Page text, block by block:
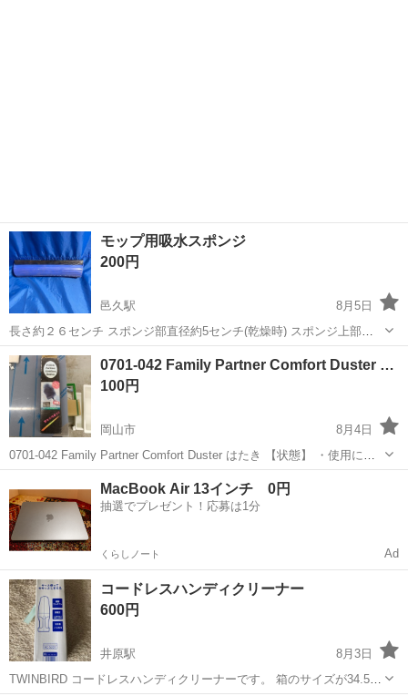
モップ用吸水スポンジ
200円
邑久駅
8月5日
長さ約２６センチ スポンジ部直径約5センチ(乾燥時) スポンジ上部に
幅約1.5センチの金具が付いています。 1本200円 今は手元に3本ありま
すので、3本まとめてなら500円にします。
岡山 瀬戸内市
0701-042 Family Partner Comfort Duster …
100円
岡山市
8月4日
0701-042 Family Partner Comfort Duster はたき 【状態】 ・使用に伴
う多少のスレ、キズ、落としきれない汚れなどございます ・詳細は現
地でご確認ください ・お値引きは出来か...
MacBook Air 13インチ 0円
抽選でプレゼント！応募は1分
くらしノート Ad
コードレスハンディクリーナー
600円
井原駅
8月3日
TWINBIRD コードレスハンディクリーナーです。 箱のサイズが34.5セ